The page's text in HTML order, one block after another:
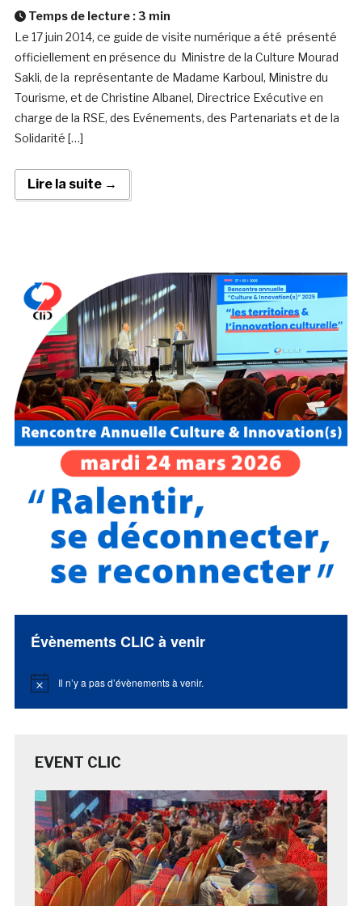
Temps de lecture : 3 min
Le 17 juin 2014, ce guide de visite numérique a été présenté
officiellement en présence du Ministre de la Culture Mourad
Sakli, de la représentante de Madame Karboul, Ministre du
Tourisme, et de Christine Albanel, Directrice Exécutive en
charge de la RSE, des Evénements, des Partenariats et de la
Solidarité […]
Lire la suite →
Évènements CLIC à venir
Notice Il n’y a pas d’évènements à venir.
EVENT CLIC